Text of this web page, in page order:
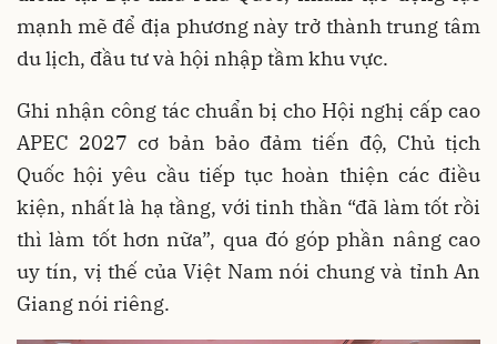
mạnh mẽ để địa phương này trở thành trung tâm
du lịch, đầu tư và hội nhập tầm khu vực.
Ghi nhận công tác chuẩn bị cho Hội nghị cấp cao
APEC 2027 cơ bản bảo đảm tiến độ, Chủ tịch
Quốc hội yêu cầu tiếp tục hoàn thiện các điều
kiện, nhất là hạ tầng, với tinh thần “đã làm tốt rồi
thì làm tốt hơn nữa”, qua đó góp phần nâng cao
uy tín, vị thế của Việt Nam nói chung và tỉnh An
Giang nói riêng.